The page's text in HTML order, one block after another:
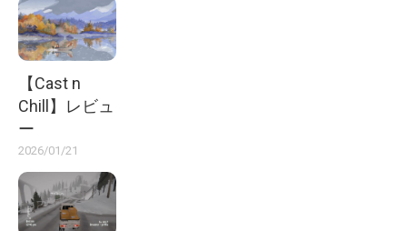
【Cast n
Chill】レビュ
ー
2026/01/21